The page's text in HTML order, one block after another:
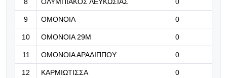
«Θα αλλάξει αρκετά προς το
καλύτερο η εικόνα του Αμμόχωστος
Επιστροφής»
9 ΟΜΟΝΟΙΑ 0
10 ΟΜΟΝΟΙΑ 29Μ 0
11 ΟΜΟΝΟΙΑ ΑΡΑΔΙΠΠΟΥ 0
12 ΚΑΡΜΙΩΤΙΣΣΑ 0